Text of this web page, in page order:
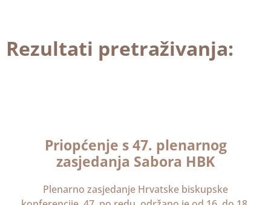
Rezultati pretraživanja:
Priopćenje s 47. plenarnog
zasjedanja Sabora HBK
Plenarno zasjedanje Hrvatske biskupske